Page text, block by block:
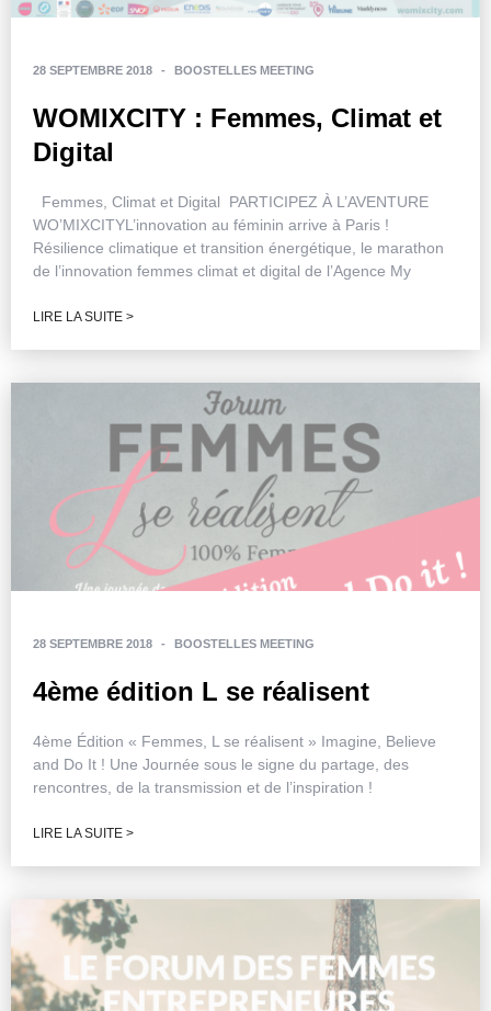
28 SEPTEMBRE 2018 - BOOSTELLES MEETING
WOMIXCITY : Femmes, Climat et
Digital
Femmes, Climat et Digital PARTICIPEZ À L’AVENTURE
WO’MIXCITYL’innovation au féminin arrive à Paris !
Résilience climatique et transition énergétique, le marathon
de l’innovation femmes climat et digital de l’Agence My
LIRE LA SUITE >
28 SEPTEMBRE 2018 - BOOSTELLES MEETING
4ème édition L se réalisent
4ème Édition « Femmes, L se réalisent » Imagine, Believe
and Do It ! Une Journée sous le signe du partage, des
rencontres, de la transmission et de l’inspiration !
LIRE LA SUITE >